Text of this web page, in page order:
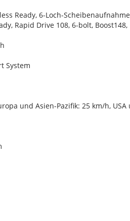
Ready, 6-Loch-
Rapid Drive 108, 6-bolt,
System
und Asien-Pazifik: 25 km/h,